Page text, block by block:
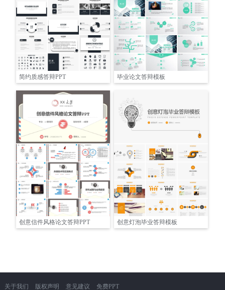
简约质感答辩PPT 毕业论文答辩模板
创意信件风格论文答辩PPT 创意灯泡毕业答辩模板
关于我们 版权声明 意见建议 免费PPT